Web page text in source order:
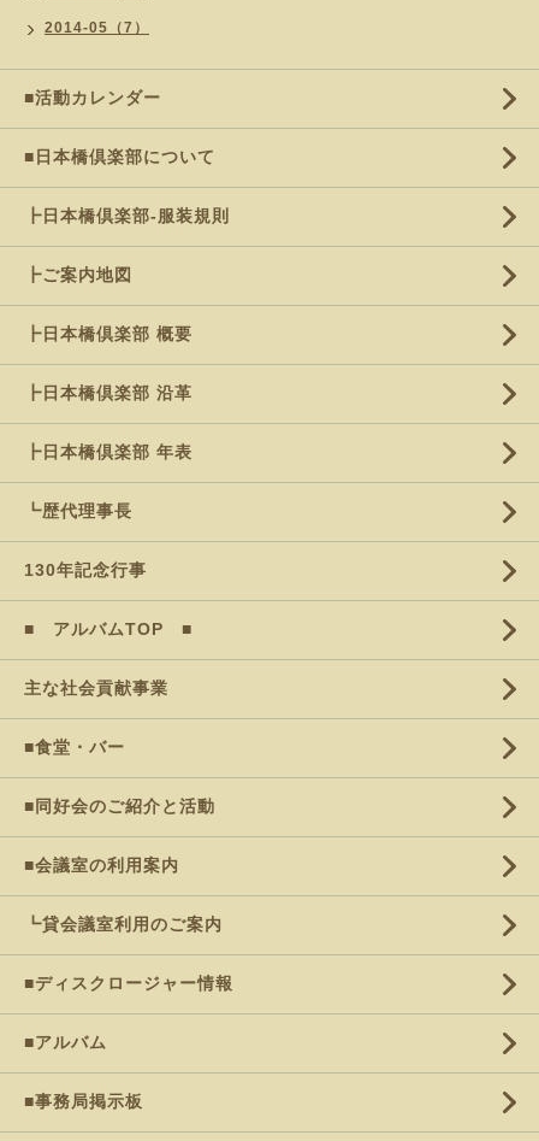
2014-05（7）
■活動カレンダー
■日本橋倶楽部について
┣日本橋倶楽部-服装規則
┣ご案内地図
┣日本橋倶楽部 概要
┣日本橋倶楽部 沿革
┣日本橋倶楽部 年表
┗歴代理事長
130年記念行事
■ アルバムTOP ■
主な社会貢献事業
■食堂・バー
■同好会のご紹介と活動
■会議室の利用案内
┗貸会議室利用のご案内
■ディスクロージャー情報
■アルバム
■事務局掲示板